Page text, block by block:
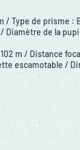
/ Type de prisme :
Diamètre de la
m / Distance
escamotable /